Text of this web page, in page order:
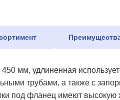
мм, удлиненная
трубами, а также с
под фланец имеют высокую